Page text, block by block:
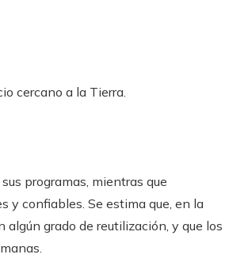
cercano a la Tierra.
programas, mientras que
y confiables. Se estima que, en la
grado de reutilización, y que los